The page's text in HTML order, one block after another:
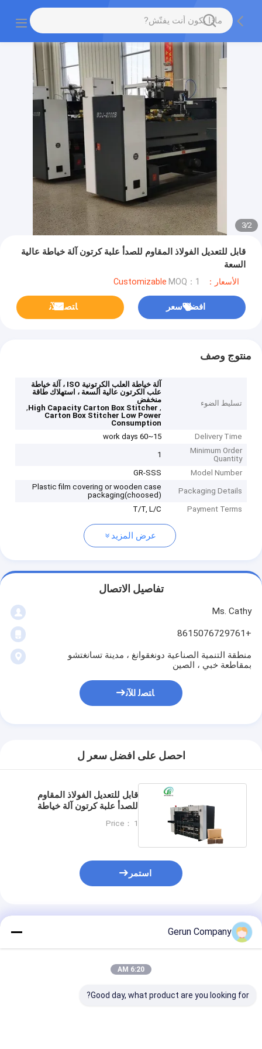
2
/
3
قابل للتعديل الفولاذ المقاوم للصدأ علبة كرتون آلة خياطة عالية
السعة
الأسعار：Customizable MOQ：1
افضل سعر ﺎﺘﺼﻟ ﺍﻶﻧ
منتوج وصف
تسليط الضوء
آلة خياطة العلب الكرتونية ISO ، آلة خياطة
علب الكرتون عالية السعة ، استهلاك طاقة
منخفض
,
High Capacity Carton Box Stitcher
,
Carton Box Stitcher Low Power
Consumption
Delivery Time
15~60 work days
Minimum Order
Quantity
1
Model Number
GR-SSS
Packaging Details
Plastic film covering or wooden case
packaging(choosed)
Payment Terms
T/T, L/C
عرض المزيد
تفاصيل الاتصال
Ms. Cathy
+8615076729761
منطقة التنمية الصناعية دونغقوانغ ، مدينة تسانغتشو
بمقاطعة خبي ، الصين
ﺎﺘﺼﻟ ﺍﻶﻧ
احصل على افضل سعر ل
قابل للتعديل الفولاذ المقاوم
للصدأ علبة كرتون آلة خياطة
Price： 1
استمر
المنتجات الموصى بها
Gerun Company
6:20 AM
Good day, what product are you looking for?